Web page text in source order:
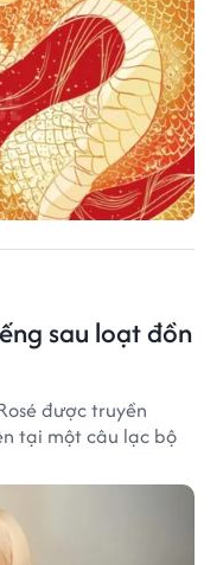
sau loạt đồn
được truyền
tại một câu lạc bộ